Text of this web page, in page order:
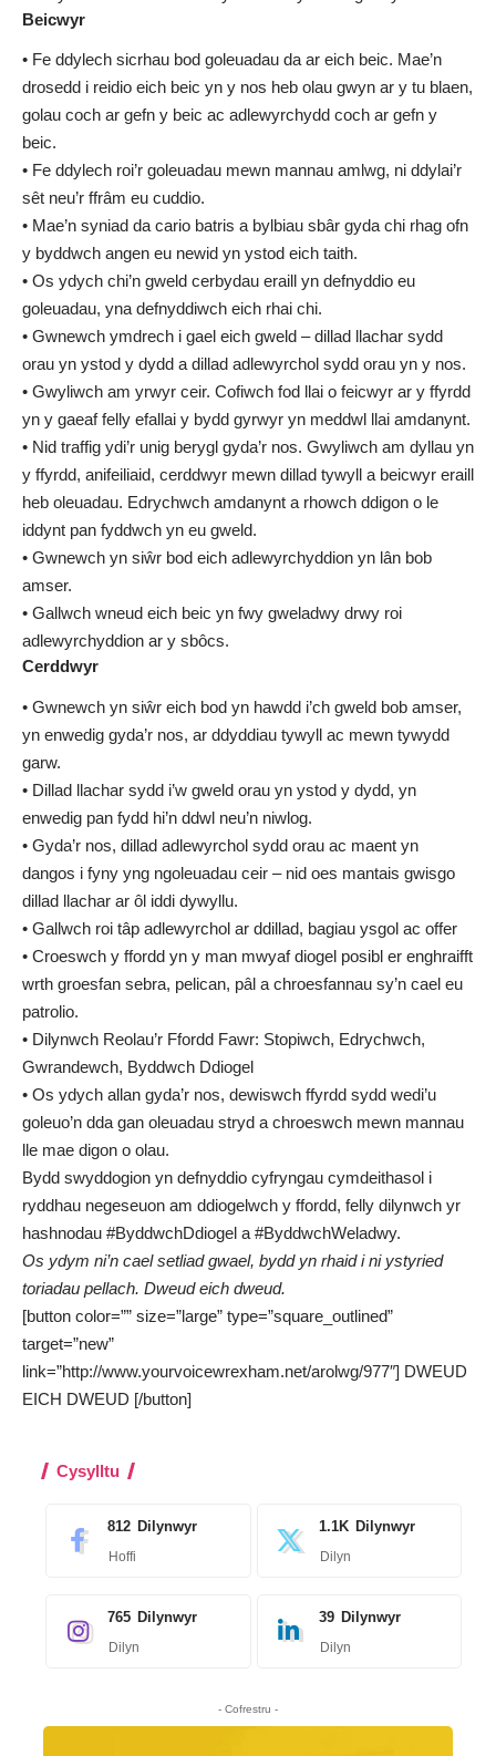
Beicwyr
• Fe ddylech sicrhau bod goleuadau da ar eich beic. Mae’n
drosedd i reidio eich beic yn y nos heb olau gwyn ar y tu blaen,
golau coch ar gefn y beic ac adlewyrchydd coch ar gefn y
beic.
• Fe ddylech roi’r goleuadau mewn mannau amlwg, ni ddylai’r
sêt neu’r ffrâm eu cuddio.
• Mae’n syniad da cario batris a bylbiau sbâr gyda chi rhag ofn
y byddwch angen eu newid yn ystod eich taith.
• Os ydych chi’n gweld cerbydau eraill yn defnyddio eu
goleuadau, yna defnyddiwch eich rhai chi.
• Gwnewch ymdrech i gael eich gweld – dillad llachar sydd
orau yn ystod y dydd a dillad adlewyrchol sydd orau yn y nos.
• Gwyliwch am yrwyr ceir. Cofiwch fod llai o feicwyr ar y ffyrdd
yn y gaeaf felly efallai y bydd gyrwyr yn meddwl llai amdanynt.
• Nid traffig ydi’r unig berygl gyda’r nos. Gwyliwch am dyllau yn
y ffyrdd, anifeiliaid, cerddwyr mewn dillad tywyll a beicwyr eraill
heb oleuadau. Edrychwch amdanynt a rhowch ddigon o le
iddynt pan fyddwch yn eu gweld.
• Gwnewch yn siŵr bod eich adlewyrchyddion yn lân bob
amser.
• Gallwch wneud eich beic yn fwy gweladwy drwy roi
adlewyrchyddion ar y sbôcs.
Cerddwyr
• Gwnewch yn siŵr eich bod yn hawdd i’ch gweld bob amser,
yn enwedig gyda’r nos, ar ddyddiau tywyll ac mewn tywydd
garw.
• Dillad llachar sydd i’w gweld orau yn ystod y dydd, yn
enwedig pan fydd hi’n ddwl neu’n niwlog.
• Gyda’r nos, dillad adlewyrchol sydd orau ac maent yn
dangos i fyny yng ngoleuadau ceir – nid oes mantais gwisgo
dillad llachar ar ôl iddi dywyllu.
• Gallwch roi tâp adlewyrchol ar ddillad, bagiau ysgol ac offer
• Croeswch y ffordd yn y man mwyaf diogel posibl er enghraifft
wrth groesfan sebra, pelican, pâl a chroesfannau sy’n cael eu
patrolio.
• Dilynwch Reolau’r Ffordd Fawr: Stopiwch, Edrychwch,
Gwrandewch, Byddwch Ddiogel
• Os ydych allan gyda’r nos, dewiswch ffyrdd sydd wedi’u
goleuo’n dda gan oleuadau stryd a chroeswch mewn mannau
lle mae digon o olau.
Bydd swyddogion yn defnyddio cyfryngau cymdeithasol i
ryddhau negeseuon am ddiogelwch y ffordd, felly dilynwch yr
hashnodau #ByddwchDdiogel a #ByddwchWeladwy.
Os ydym ni’n cael setliad gwael, bydd yn rhaid i ni ystyried
toriadau pellach. Dweud eich dweud.
[button color=”” size=”large” type=”square_outlined”
target=”new”
link=”http://www.yourvoicewrexham.net/arolwg/977″] DWEUD
EICH DWEUD [/button]
Cysylltu
812 Dilynwyr
Hoffi
1.1K Dilynwyr
Dilyn
765 Dilynwyr
Dilyn
39 Dilynwyr
Dilyn
- Cofrestru -